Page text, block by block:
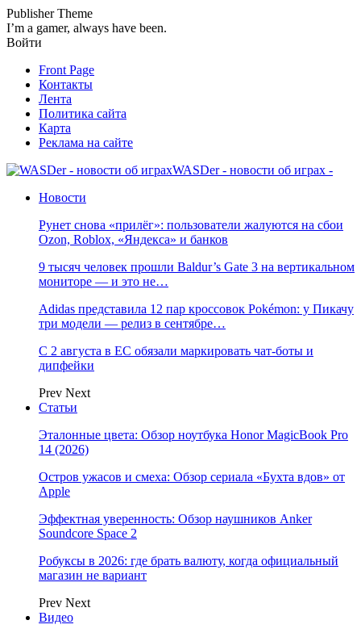
Publisher Theme
I’m a gamer, always have been.
Войти
Front Page
Контакты
Лента
Политика сайта
Карта
Реклама на сайте
WASDer - новости об играх -
Новости
Рунет снова «прилёг»: пользователи жалуются на сбои
Ozon, Roblox, «Яндекса» и банков
9 тысяч человек прошли Baldur’s Gate 3 на вертикальном
мониторе — и это не…
Adidas представила 12 пар кроссовок Pokémon: у Пикачу
три модели — релиз в сентябре…
С 2 августа в ЕС обязали маркировать чат-боты и
дипфейки
Prev Next
Статьи
Эталонные цвета: Обзор ноутбука Honor MagicBook Pro
14 (2026)
Остров ужасов и смеха: Обзор сериала «Бухта вдов» от
Apple
Эффектная уверенность: Обзор наушников Anker
Soundcore Space 2
Робуксы в 2026: где брать валюту, когда официальный
магазин не вариант
Prev Next
Видео